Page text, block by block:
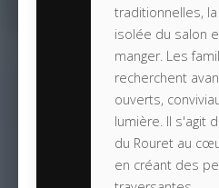
traditionnelles,
isolée du salon
manger. Les
recherchent
ouverts,
lumière. Il s'agit
du Rouret au
en créant des